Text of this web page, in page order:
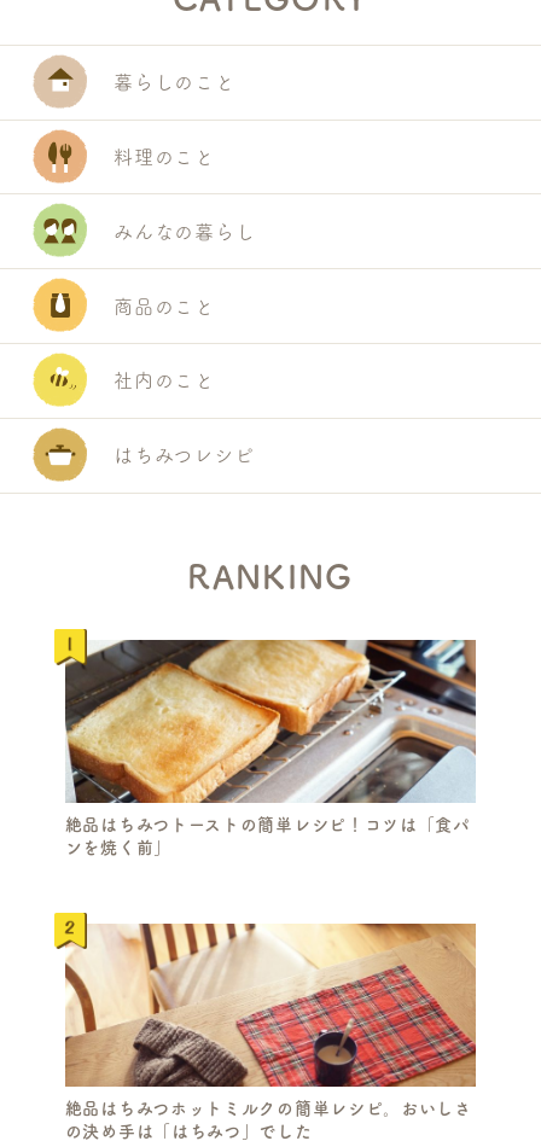
暮らしのこと
料理のこと
みんなの暮らし
商品のこと
社内のこと
はちみつレシピ
RANKING
絶品はちみつトーストの簡単レシピ！コツは「食パ
ンを焼く前」
絶品はちみつホットミルクの簡単レシピ。おいしさ
の決め手は「はちみつ」でした
R